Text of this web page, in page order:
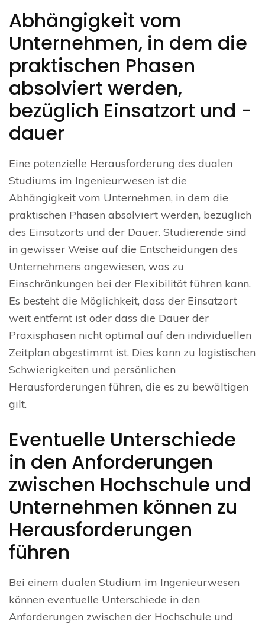
Abhängigkeit vom
Unternehmen, in dem die
praktischen Phasen
absolviert werden,
bezüglich Einsatzort und -
dauer
Eine potenzielle Herausforderung des dualen
Studiums im Ingenieurwesen ist die
Abhängigkeit vom Unternehmen, in dem die
praktischen Phasen absolviert werden, bezüglich
des Einsatzorts und der Dauer. Studierende sind
in gewisser Weise auf die Entscheidungen des
Unternehmens angewiesen, was zu
Einschränkungen bei der Flexibilität führen kann.
Es besteht die Möglichkeit, dass der Einsatzort
weit entfernt ist oder dass die Dauer der
Praxisphasen nicht optimal auf den individuellen
Zeitplan abgestimmt ist. Dies kann zu logistischen
Schwierigkeiten und persönlichen
Herausforderungen führen, die es zu bewältigen
gilt.
Eventuelle Unterschiede
in den Anforderungen
zwischen Hochschule und
Unternehmen können zu
Herausforderungen
führen
Bei einem dualen Studium im Ingenieurwesen
können eventuelle Unterschiede in den
Anforderungen zwischen der Hochschule und